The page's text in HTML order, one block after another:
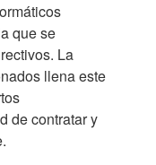
que se
La
llena este
de contratar y